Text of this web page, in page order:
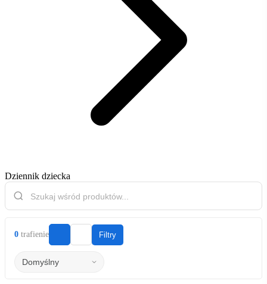
Dziennik dziecka
0 trafienie Filtry